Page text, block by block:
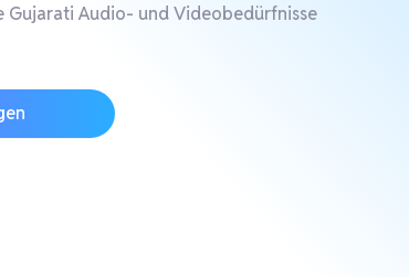
Gujarati Audio- und Videobedürfnisse